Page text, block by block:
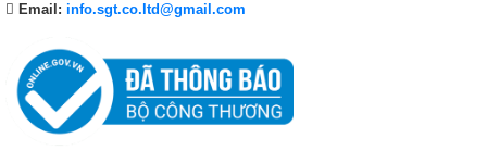
Email: info.sgt.co.ltd@gmail.com